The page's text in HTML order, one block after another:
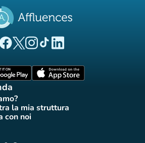
(nuova scheda)
(nuova scheda)
(nuova scheda)
(nuova scheda)
(nuova scheda)
scheda)
la mia struttura
(nuova scheda)
con noi
(nuova scheda)
scheda)
scheda)